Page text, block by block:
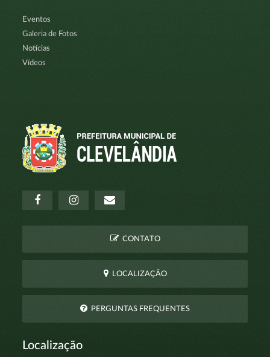
Eventos
Galeria de Fotos
Notícias
Vídeos
CONTATO
LOCALIZAÇÃO
PERGUNTAS FREQUENTES
Localização